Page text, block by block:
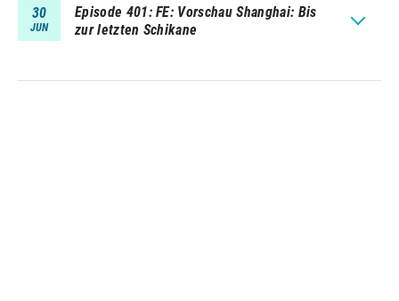
30
JUN
Episode 401 FE: Vorschau Shanghai: Bis
zur letzten Schikane